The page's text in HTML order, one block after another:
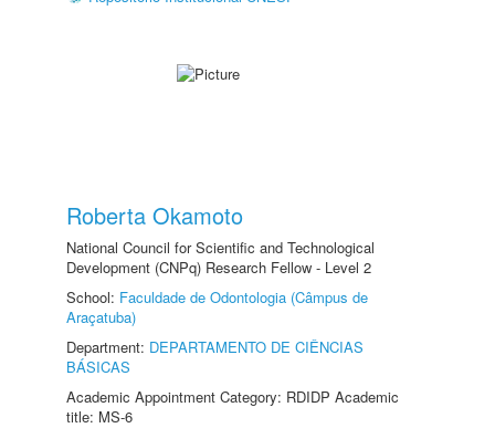
Roberta Okamoto
National Council for Scientific and Technological
Development (CNPq) Research Fellow - Level 2
School: Faculdade de Odontologia (Câmpus de
Araçatuba)
Department: DEPARTAMENTO DE CIÊNCIAS
BÁSICAS
Academic Appointment Category: RDIDP Academic
title: MS-6